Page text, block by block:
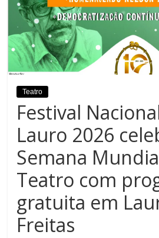
Teatro
Festival
Lauro 2026
Semana
Teatro com
gratuita em
Freitas